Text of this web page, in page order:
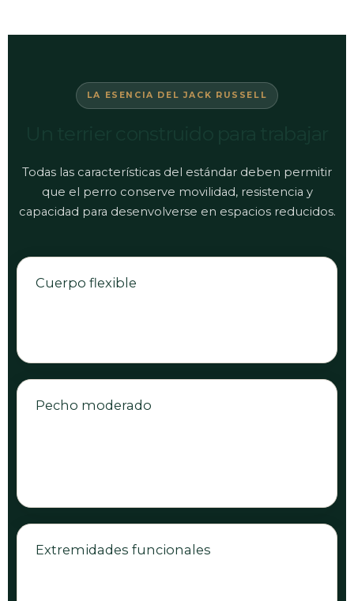
LA ESENCIA DEL JACK RUSSELL
Todas las características del estándar deben permitir
que el perro conserve movilidad, resistencia y
capacidad para desenvolverse en espacios reducidos.
Cuerpo flexible
Pecho moderado
Extremidades funcionales